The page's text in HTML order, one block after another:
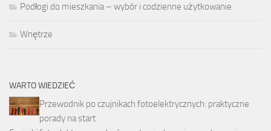
Podłogi do mieszkania – wybór i codzienne użytkowanie
Wnętrze
WARTO WIEDZIEĆ
Przewodnik po czujnikach fotoelektrycznych: praktyczne
porady na start